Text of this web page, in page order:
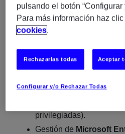
Identidad y acceso (Active
Diseño y gobierno del
Administración avanzada
privilegiadas).
Gestión de Microsoft
pulsando el botón “Configurar
Para más información haz clic
cookies.
Configurar y/o Rechazar Todas
Rechazarlas todas Aceptar